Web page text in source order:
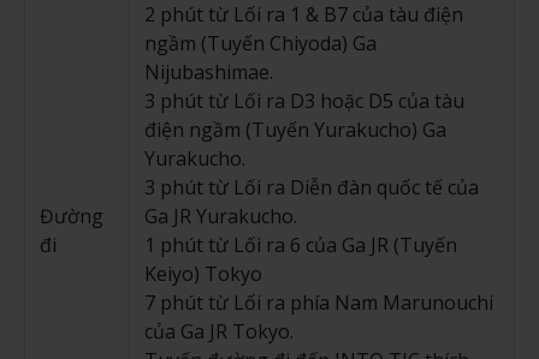
Đường
đi
2 phút từ Lối ra 1 & B7 của tàu điện
ngầm (Tuyến Chiyoda) Ga
Nijubashimae.
3 phút từ Lối ra D3 hoặc D5 của tàu
điện ngầm (Tuyến Yurakucho) Ga
Yurakucho.
3 phút từ Lối ra Diễn đàn quốc tế của
Ga JR Yurakucho.
1 phút từ Lối ra 6 của Ga JR (Tuyến
Keiyo) Tokyo
7 phút từ Lối ra phía Nam Marunouchi
của Ga JR Tokyo.